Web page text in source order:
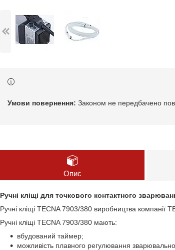
Законом не передбачено
Опис
Ручні кліщі для точкового контактного
Ручні кліщі TECNA 7903/380 виробництва компанії
Ручні кліщі TECNA 7903/380 мають:
вбудований таймер;
можливість плавного регулювання